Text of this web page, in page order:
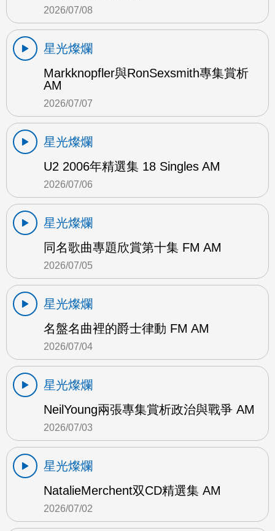
2026/07/08
星光燦爛
Markknopfler與RonSexsmith專集賞析
AM
2026/07/07
星光燦爛
U2 2006年精選集 18 Singles AM
2026/07/06
星光燦爛
同名歌曲專題欣賞第十集 FM AM
2026/07/05
星光燦爛
名盤名曲裡的爵士律動 FM AM
2026/07/04
星光燦爛
NeilYoung兩張專集賞析政治與戰爭 AM
2026/07/03
星光燦爛
NatalieMerchent双CD精選集 AM
2026/07/02